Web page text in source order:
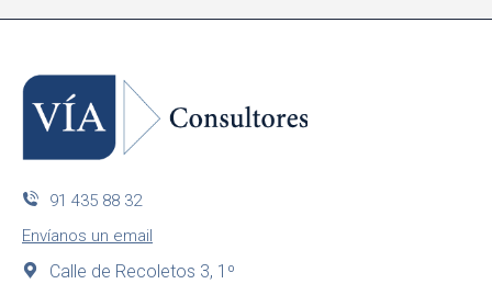
91 435 88 32
Envíanos un email
Calle de Recoletos 3, 1º